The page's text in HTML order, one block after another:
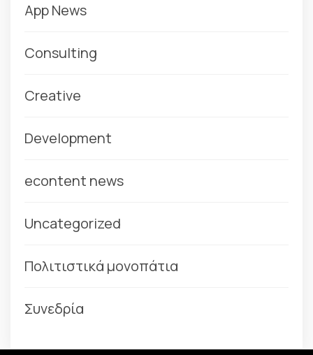
App News
Consulting
Creative
Development
econtent news
Uncategorized
Πολιτιστικά μονοπάτια
Συνεδρία